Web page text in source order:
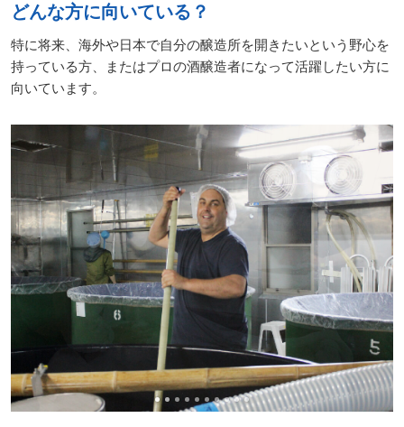
ロ
ェ
ッ
シ
初
ー
ス
酒
ソ
ム
コ
ー
ス
どんな方に向いている？
特に将来、海外や日本で自分の醸造所を開きたいという野心を
持っている方、またはプロの酒醸造者になって活躍したい方に
向いています。